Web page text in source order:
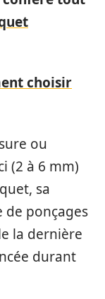
choisir
ou
(2 à 6 mm)
sa
de ponçages
la dernière
durant